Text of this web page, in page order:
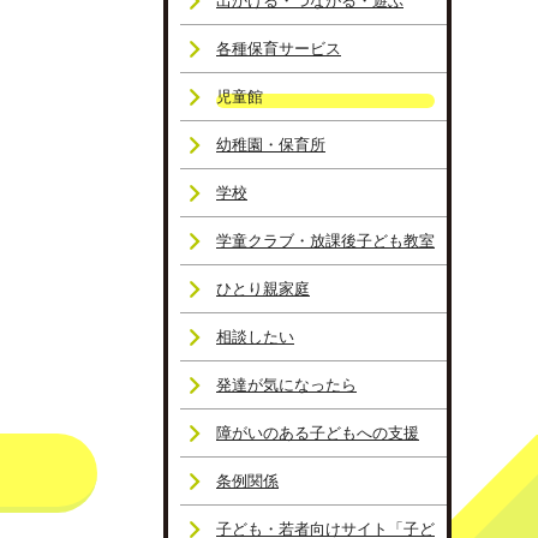
各種保育サービス
児童館
幼稚園・保育所
学校
学童クラブ・放課後子ども教室
ひとり親家庭
相談したい
発達が気になったら
障がいのある子どもへの支援
条例関係
子ども・若者向けサイト「子ど